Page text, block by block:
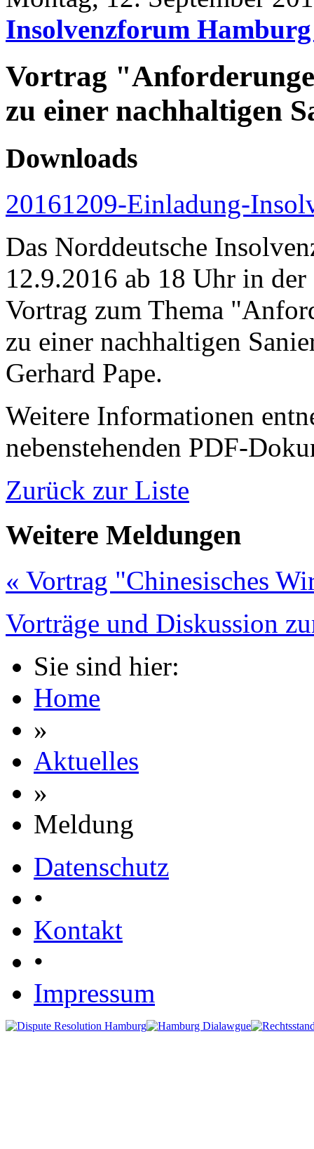
Insolvenzforum Hamburg
Vortrag
zu einer nachhaltigen
Downloads
20161209-Einladung-
Das Norddeutsche
12.9.2016 ab 18 Uhr in
Vortrag zum Thema
zu einer nachhaltigen
Gerhard Pape.
Weitere Informationen
nebenstehenden PDF-
Zurück zur Liste
Weitere Meldungen
« Vortrag "Chinesisches
Vorträge und Diskussion
Sie sind hier:
Home
»
Aktuelles
»
Meldung
Datenschutz
•
Kontakt
•
Impressum